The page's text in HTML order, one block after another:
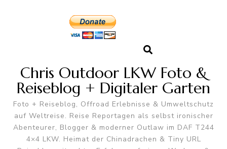
Chris Outdoor LKW Foto &
Reiseblog + Digitaler Garten
Foto + Reiseblog, Offroad Erlebnisse & Umweltschutz
auf Weltreise. Reise Reportagen als selbst ironischer
Abenteurer, Blogger & moderner Outlaw im DAF T244
4×4 LKW. Heimat der Chinadrachen & Tiny URL